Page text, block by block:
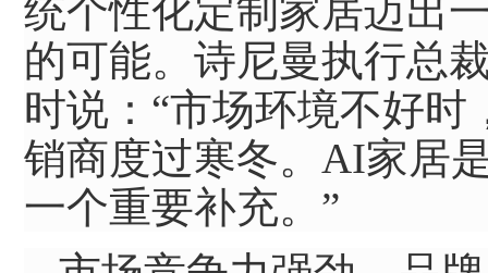
统个性化定制家居迈出
的可能。诗尼曼执行总
时说：“市场环境不好
销商度过寒冬。AI家居
一个重要补充。”